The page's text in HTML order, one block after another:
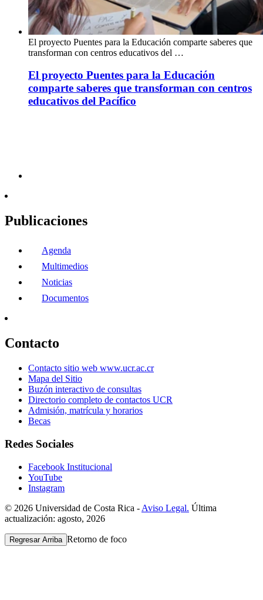
El proyecto Puentes para la Educación comparte saberes que
transforman con centros educativos del …
El proyecto Puentes para la Educación
comparte saberes que transforman con centros
educativos del Pacífico
Publicaciones
Agenda
Multimedios
Noticias
Documentos
Contacto
Contacto sitio web www.ucr.ac.cr
Mapa del Sitio
Buzón interactivo de consultas
Directorio completo de contactos UCR
Admisión, matrícula y horarios
Becas
Redes Sociales
Facebook Institucional
YouTube
Instagram
© 2026 Universidad de Costa Rica - Aviso Legal. Última
actualización: agosto, 2026
Regresar Arriba Retorno de foco